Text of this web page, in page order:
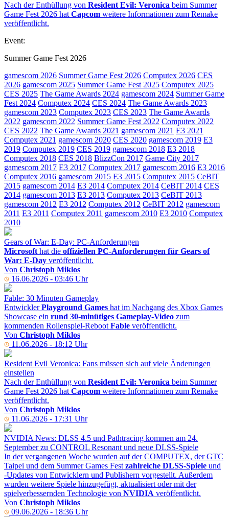
Nach der Enthüllung von Resident Evil: Veronica beim Summer
Game Fest 2026 hat Capcom weitere Informationen zum Remake
veröffentlicht.
Event:
Summer Game Fest 2026
gamescom 2026 Summer Game Fest 2026 Computex 2026 CES
2026 gamescom 2025 Summer Game Fest 2025 Computex 2025
CES 2025 The Game Awards 2024 gamescom 2024 Summer Game
Fest 2024 Computex 2024 CES 2024 The Game Awards 2023
gamescom 2023 Computex 2023 CES 2023 The Game Awards
2022 gamescom 2022 Summer Game Fest 2022 Computex 2022
CES 2022 The Game Awards 2021 gamescom 2021 E3 2021
Computex 2021 gamescom 2020 CES 2020 gamescom 2019 E3
2019 Computex 2019 CES 2019 gamescom 2018 E3 2018
Computex 2018 CES 2018 BlizzCon 2017 Game City 2017
gamescom 2017 E3 2017 Computex 2017 gamescom 2016 E3 2016
Computex 2016 gamescom 2015 E3 2015 Computex 2015 CeBIT
2015 gamescom 2014 E3 2014 Computex 2014 CeBIT 2014 CES
2014 gamescom 2013 E3 2013 Computex 2013 CeBIT 2013
gamescom 2012 E3 2012 Computex 2012 CeBIT 2012 gamescom
2011 E3 2011 Computex 2011 gamescom 2010 E3 2010 Computex
2010
Gears of War: E-Day: PC-Anforderungen
Microsoft hat die offiziellen PC-Anforderungen für Gears of
War: E-Day veröffentlicht.
Von Christoph Miklos
16.06.2026 - 03:46 Uhr
Fable: 30 Minuten Gameplay
EntwicklerPlayground Games hat im Nachgang des Xbox Games
Showcase ein rund 30-minütiges Gameplay-Video zum
kommenden Rollenspiel-Reboot Fable veröffentlicht.
Von Christoph Miklos
11.06.2026 - 18:12 Uhr
Resident Evil Veronica: Fans müssen sich auf viele Änderungen
einstellen
Nach der Enthüllung von Resident Evil: Veronica beim Summer
Game Fest 2026 hat Capcom weitere Informationen zum Remake
veröffentlicht.
Von Christoph Miklos
11.06.2026 - 17:31 Uhr
NVIDIA News: DLSS 4.5 und Pathtracing kommen am 24.
September zu CONTROL Resonant und neue DLSS-Spiele
In der vergangenen Woche wurden auf der COMPUTEX, der GTC
Taipei und dem Summer Games Fest zahlreiche DLSS-Spiele und
-Updates von Entwicklern und Publishern vorgestellt. Außerdem
wurden weitere Spiele hinzugefügt, aktualisiert oder mit der
spielverbessernden Technologie von NVIDIA veröffentlicht.
Von Christoph Miklos
09.06.2026 - 18:36 Uhr